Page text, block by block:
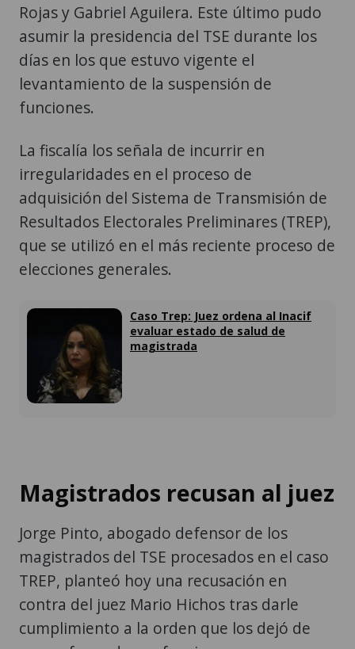
Rojas y Gabriel Aguilera. Este último pudo
asumir la presidencia del TSE durante los
días en los que estuvo vigente el
levantamiento de la suspensión de
funciones.
La fiscalía los señala de incurrir en
irregularidades en el proceso de
adquisición del Sistema de Transmisión de
Resultados Electorales Preliminares (TREP),
que se utilizó en el más reciente proceso de
elecciones generales.
Caso Trep: Juez ordena al Inacif
evaluar estado de salud de
magistrada
Magistrados recusan al juez
Jorge Pinto, abogado defensor de los
magistrados del TSE procesados en el caso
TREP, planteó hoy una recusación en
contra del juez Mario Hichos tras darle
cumplimiento a la orden que los dejó de